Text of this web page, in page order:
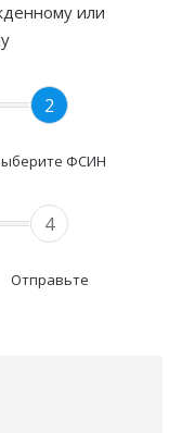
или
2
ФСИН
4
Отправьте